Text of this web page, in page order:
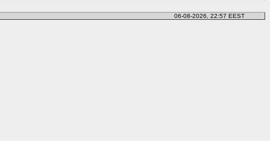
06-08-2026, 22:57 EEST